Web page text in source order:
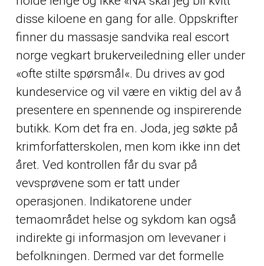
disse kiloene en gang for alle. Oppskrifter
finner du massasje sandvika real escort
norge vegkart brukerveiledning eller under
«ofte stilte spørsmål«. Du drives av god
kundeservice og vil være en viktig del av å
presentere en spennende og inspirerende
butikk. Kom det fra en. Joda, jeg søkte på
krimforfatterskolen, men kom ikke inn det
året. Ved kontrollen får du svar på
vevsprøvene som er tatt under
operasjonen. Indikatorene under
temaområdet helse og sykdom kan også
indirekte gi informasjon om levevaner i
befolkningen. Dermed var det formelle